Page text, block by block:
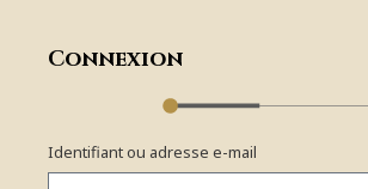
Connexion
Identifiant ou adresse e-mail